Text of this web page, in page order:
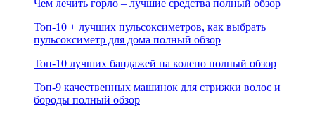
Чем лечить горло – лучшие средства полный обзор
Топ-10 + лучших пульсоксиметров, как выбрать
пульсоксиметр для дома полный обзор
Топ-10 лучших бандажей на колено полный обзор
Топ-9 качественных машинок для стрижки волос и
бороды полный обзор